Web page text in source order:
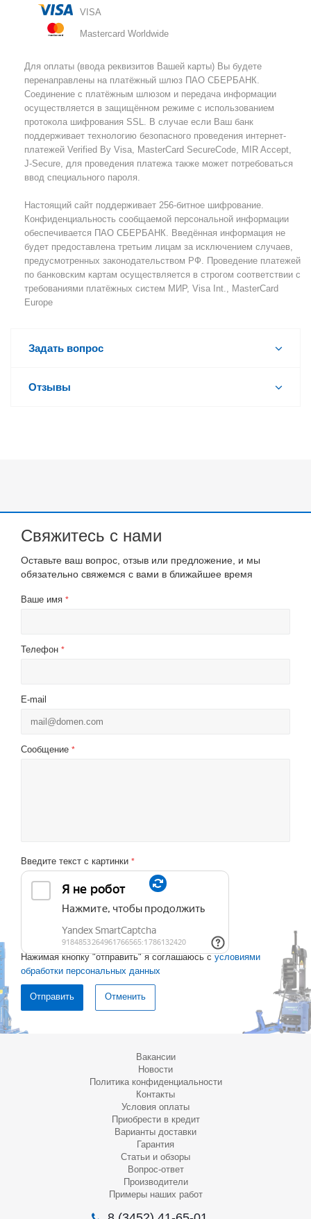
VISA
Mastercard Worldwide
Для оплаты (ввода реквизитов Вашей карты) Вы будете
перенаправлены на платёжный шлюз ПАО СБЕРБАНК.
Соединение с платёжным шлюзом и передача информации
осуществляется в защищённом режиме с использованием
протокола шифрования SSL. В случае если Ваш банк
поддерживает технологию безопасного проведения интернет-
платежей Verified By Visa, MasterCard SecureCode, MIR Accept,
J-Secure, для проведения платежа также может потребоваться
ввод специального пароля.
Настоящий сайт поддерживает 256-битное шифрование.
Конфиденциальность сообщаемой персональной информации
обеспечивается ПАО СБЕРБАНК. Введённая информация не
будет предоставлена третьим лицам за исключением случаев,
предусмотренных законодательством РФ. Проведение платежей
по банковским картам осуществляется в строгом соответствии с
требованиями платёжных систем МИР, Visa Int., MasterCard
Europe
Задать вопрос
Отзывы
Свяжитесь с нами
Оставьте ваш вопрос, отзыв или предложение, и мы
обязательно свяжемся с вами в ближайшее время
Ваше имя *
Телефон *
E-mail
Сообщение *
Введите текст с картинки *
Нажимая кнопку "отправить" я соглашаюсь с условиями
обработки персональных данных
Отменить
Вакансии
Новости
Политика конфиденциальности
Контакты
Условия оплаты
Приобрести в кредит
Варианты доставки
Гарантия
Статьи и обзоры
Вопрос-ответ
Производители
Примеры наших работ